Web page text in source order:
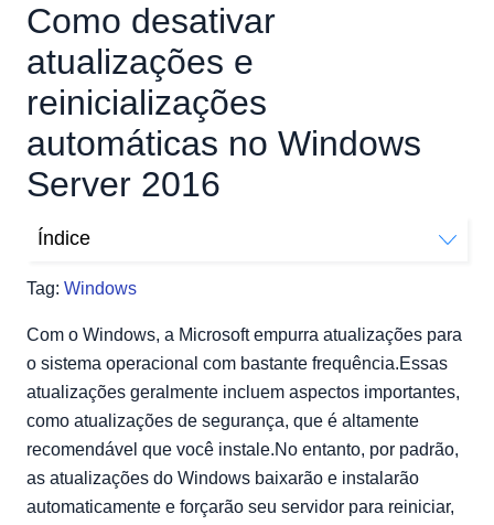
Como desativar
atualizações e
reinicializações
automáticas no Windows
Server 2016
Tag: Windows
Índice
Com o Windows, a Microsoft empurra atualizações para
o sistema operacional com bastante frequência.Essas
atualizações geralmente incluem aspectos importantes,
como atualizações de segurança, que é altamente
recomendável que você instale.No entanto, por padrão,
as atualizações do Windows baixarão e instalarão
automaticamente e forçarão seu servidor para reiniciar,